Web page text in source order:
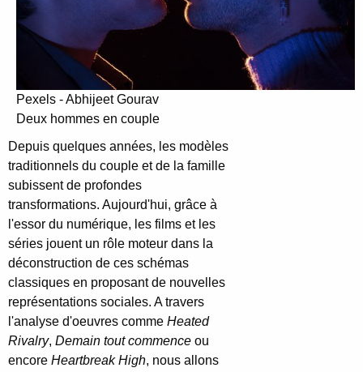
Pexels - Abhijeet Gourav
Deux hommes en couple
Depuis quelques années, les modèles
traditionnels du couple et de la famille
subissent de profondes
transformations. Aujourd'hui, grâce à
l'essor du numérique, les films et les
séries jouent un rôle moteur dans la
déconstruction de ces schémas
classiques en proposant de nouvelles
représentations sociales. A travers
l'analyse d'oeuvres comme Heated
Rivalry, Demain tout commence ou
encore Heartbreak High, nous allons